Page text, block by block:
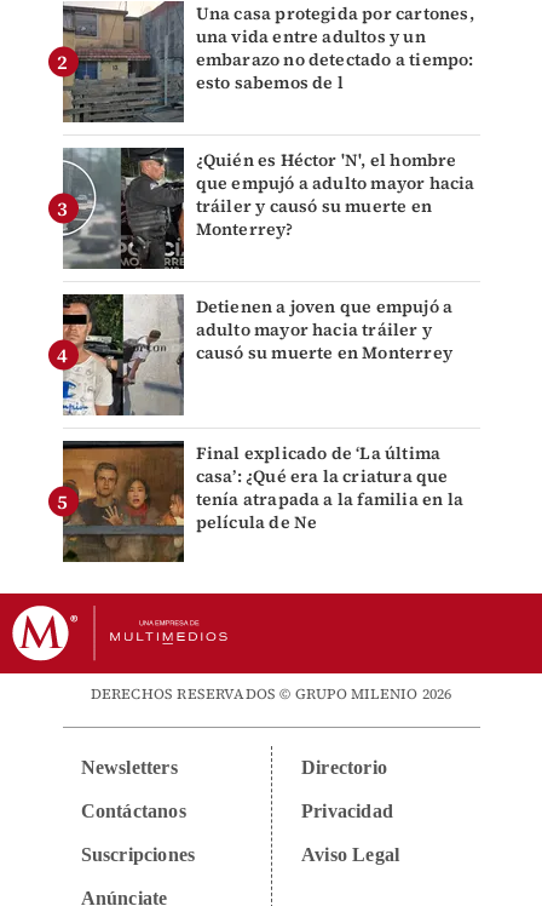
Una casa protegida por cartones,
una vida entre adultos y un
embarazo no detectado a tiempo:
esto sabemos de l
¿Quién es Héctor 'N', el hombre
que empujó a adulto mayor hacia
tráiler y causó su muerte en
Monterrey?
Detienen a joven que empujó a
adulto mayor hacia tráiler y
causó su muerte en Monterrey
Final explicado de ‘La última
casa’: ¿Qué era la criatura que
tenía atrapada a la familia en la
película de Ne
DERECHOS RESERVADOS © GRUPO MILENIO 2026
Newsletters
Contáctanos
Suscripciones
Anúnciate
Directorio
Privacidad
Aviso Legal